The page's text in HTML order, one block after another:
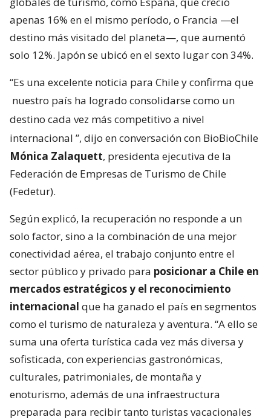
apenas 16% en el mismo período, o Francia —el
destino más visitado del planeta—, que aumentó
solo 12%. Japón se ubicó en el sexto lugar con 34%.
“Es una excelente noticia para Chile y confirma que
nuestro país ha logrado consolidarse como un
destino cada vez más competitivo a nivel
internacional ”, dijo en conversación con BioBioChile
Mónica Zalaquett, presidenta ejecutiva de la
Federación de Empresas de Turismo de Chile
(Fedetur).
Según explicó, la recuperación no responde a un
solo factor, sino a la combinación de una mejor
conectividad aérea, el trabajo conjunto entre el
sector público y privado para posicionar a Chile en
mercados estratégicos y el reconocimiento
internacional que ha ganado el país en segmentos
como el turismo de naturaleza y aventura. “A ello se
suma una oferta turística cada vez más diversa y
sofisticada, con experiencias gastronómicas,
culturales, patrimoniales, de montaña y
enoturismo, además de una infraestructura
preparada para recibir tanto turistas vacacionales